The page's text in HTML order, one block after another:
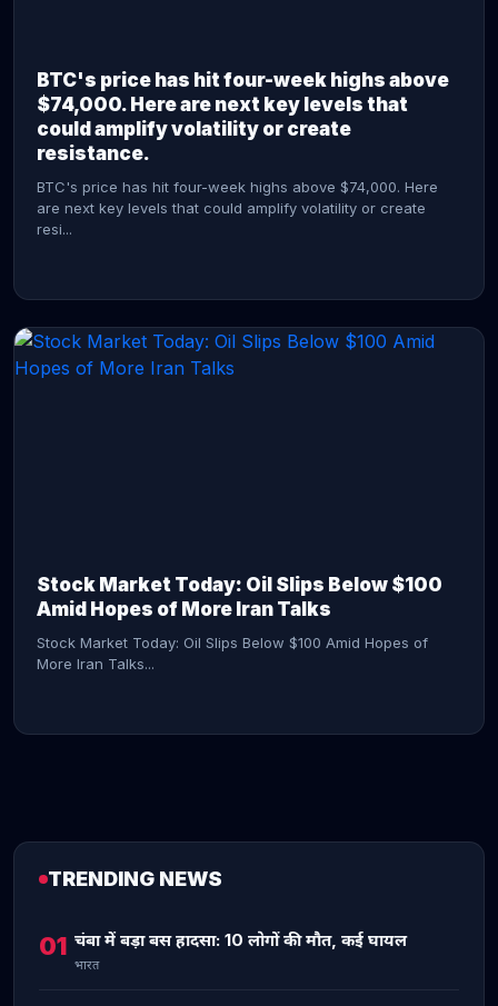
BTC's price has hit four-week highs above
$74,000. Here are next key levels that
could amplify volatility or create
resistance.
BTC's price has hit four-week highs above $74,000. Here
are next key levels that could amplify volatility or create
resi...
Stock Market Today: Oil Slips Below $100
Amid Hopes of More Iran Talks
Stock Market Today: Oil Slips Below $100 Amid Hopes of
More Iran Talks...
TRENDING NEWS
01 चंबा में बड़ा बस हादसा: 10 लोगों की मौत, कई घायल
भारत